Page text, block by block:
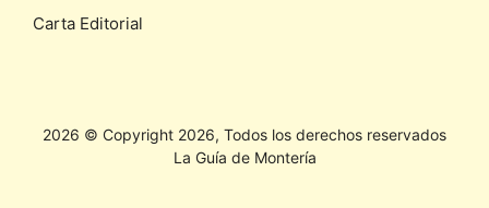
Carta Editorial
2026 © Copyright 2026, Todos los derechos reservados
La Guía de Montería